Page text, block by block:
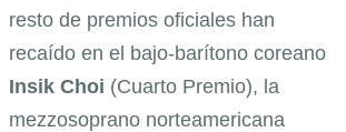
resto de premios oficiales han
recaído en el bajo-barítono coreano
Insik Choi (Cuarto Premio), la
mezzosoprano norteamericana